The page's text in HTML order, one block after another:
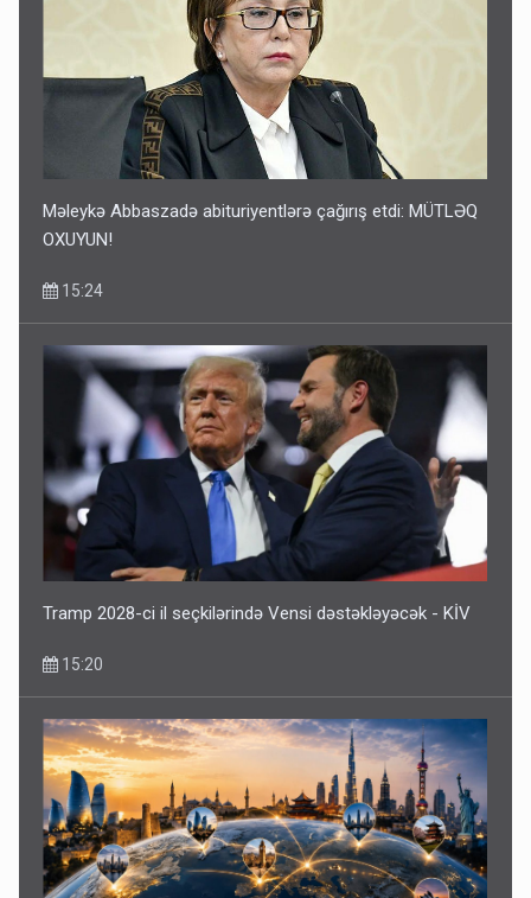
Məleykə Abbaszadə abituriyentlərə çağırış etdi: MÜTLƏQ
OXUYUN!
15:24
Tramp 2028-ci il seçkilərində Vensi dəstəkləyəcək - KİV
15:20